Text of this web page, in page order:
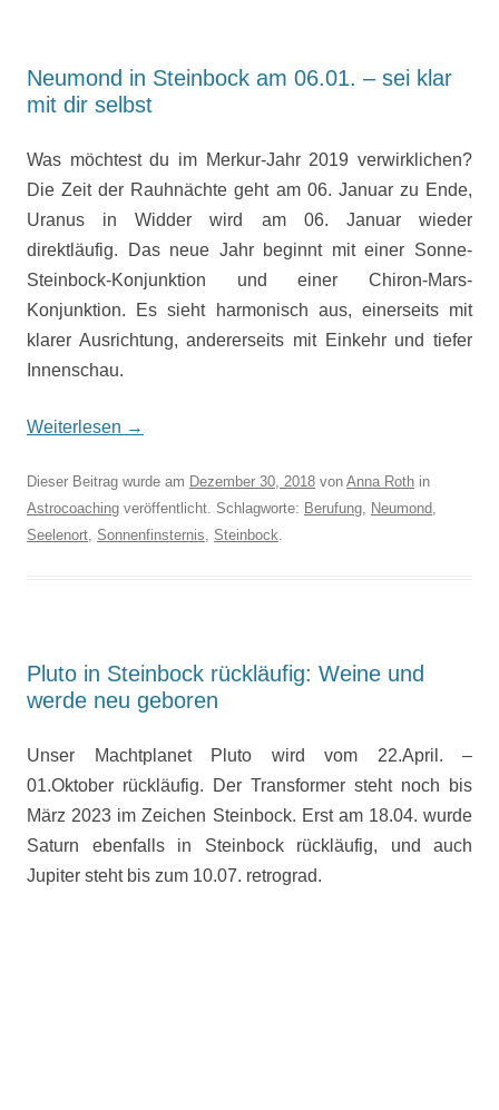
Neumond in Steinbock am 06.01. – sei klar
mit dir selbst
Was möchtest du im Merkur-Jahr 2019 verwirklichen?
Die Zeit der Rauhnächte geht am 06. Januar zu Ende,
Uranus in Widder wird am 06. Januar wieder
direktläufig. Das neue Jahr beginnt mit einer Sonne-
Steinbock-Konjunktion und einer Chiron-Mars-
Konjunktion. Es sieht harmonisch aus, einerseits mit
klarer Ausrichtung, andererseits mit Einkehr und tiefer
Innenschau.
Weiterlesen →
Dieser Beitrag wurde am Dezember 30, 2018 von Anna Roth in
Astrocoaching veröffentlicht. Schlagworte: Berufung, Neumond,
Seelenort, Sonnenfinsternis, Steinbock.
Pluto in Steinbock rückläufig: Weine und
werde neu geboren
Unser Machtplanet Pluto wird vom 22.April. –
01.Oktober rückläufig. Der Transformer steht noch bis
März 2023 im Zeichen Steinbock. Erst am 18.04. wurde
Saturn ebenfalls in Steinbock rückläufig, und auch
Jupiter steht bis zum 10.07. retrograd.